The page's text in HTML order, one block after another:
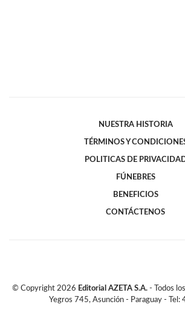
NUESTRA HISTORIA
TÉRMINOS Y
POLITICAS DE
FÚNEBRES
BENEFICIOS
CONTÁCTENOS
© Copyright 2026 Editorial AZETA S.A. - Todos
Yegros 745, Asunción - Paraguay -